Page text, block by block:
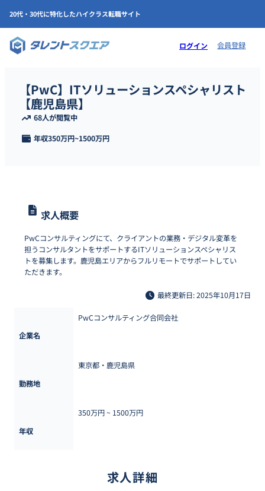
20代・30代に特化したハイクラス転職サイト
ログイン 会員登録
【PwC】ITソリューションスペシャリスト
【鹿児島県】
68人が閲覧中
年収350万円~1500万円
求人概要
PwCコンサルティングにて、クライアントの業務・デジタル変革を
担うコンサルタントをサポートするITソリューションスペシャリス
トを募集します。鹿児島エリアからフルリモートでサポートしてい
ただきます。
最終更新日: 2025年10月17日
企業名
PwCコンサルティング合同会社
勤務地
東京都・鹿児島県
年収
350万円 ~ 1500万円
求人詳細